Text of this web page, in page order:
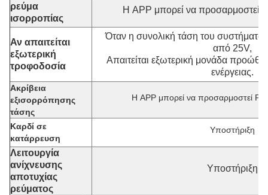
ρεύμα
ισορροπίας
Η APP μπορεί να προσαρμοστεί
Αν απαιτείται
εξωτερική
τροφοδοσία
Όταν η συνολική τάση του
από 25V,
Απαιτείται εξωτερική μονάδα
ενέργειας.
Ακρίβεια
εξισορρόπησης
τάσης
Η APP μπορεί να προσαρμοστεί
Καρδί σε
κατάρρευση
Υποστήριξη
Λειτουργία
ανίχνευσης
αποτυχίας
ρεύματος
Υποστήριξη